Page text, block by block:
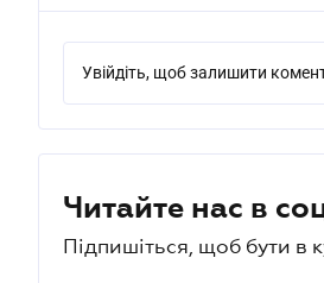
Увійдіть, щоб залишити
Читайте нас в
Підпишіться, щоб бути в